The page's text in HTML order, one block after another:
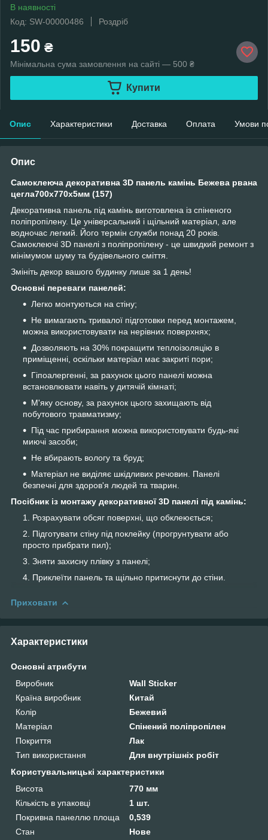
В наявності
Код: SW-00000486
Роздріб
150 ₴
Мінімальна сума замовлення на сайті — 500 ₴
Купити
Опис Характеристики Доставка Оплата Умови
Опис
Самоклеюча декоративна 3D панель камінь Бежева рвана
цегла700х770х5мм (157)
Декоративна панель під камінь виготовлена із спіненого
поліпропілену. Це універсальний і щільний матеріал, але
водночас легкий. Його термін служби понад 20 років.
Самоклеючі 3D панелі з поліпропілену - це швидкий ремонт з
мінімумом шуму та будівельного сміття.
Змініть декор вашого будинку лише за 1 день!
Основні переваги панелей:
Легко монтуються на стіну;
Не вимагають тривалої підготовки перед монтажем,
можна використовувати на нерівних поверхнях;
Дозволяють на 30% покращити теплоізоляцію в
приміщенні, оскільки матеріал має закриті пори;
Гіпоалергенні, за рахунок цього панелі можна
встановлювати навіть у дитячій кімнаті;
М'яку основу, за рахунок цього захищають від
побутового травматизму;
Під час прибирання можна використовувати будь-які
миючі засоби;
Не вбирають вологу та бруд;
Матеріал не виділяє шкідливих речовин. Панелі
безпечні для здоров'я людей та тварин.
Посібник із монтажу декоративної 3D панелі під камінь:
Розрахувати обсяг поверхні, що обклеюється;
Підготувати стіну під поклейку (прогрунтувати або
просто прибрати пил);
Зняти захисну плівку з панелі;
Приклеїти панель та щільно притиснути до стіни.
Приховати
Характеристики
Основні атрибути
Виробник
Wall Sticker
Країна виробник
Китай
Колір
Бежевий
Матеріал
Спінений поліпропілен
Покриття
Лак
Тип використання
Для внутрішніх робіт
Користувальницькі характеристики
Висота
770 мм
Кількість в упаковці
1 шт.
Покривна панеллю площа
0,539
Стан
Нове